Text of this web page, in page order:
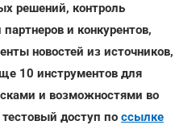
решений, контроль
и конкурентов,
новостей из источников,
10 инструментов для
и возможностями во
доступ по ссылке